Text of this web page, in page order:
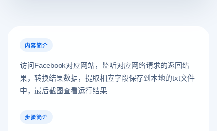
内容简介
访问Facebook对应网站，监听对应网络请求的返回结
果，转换结果数据，提取相应字段保存到本地的txt文件
中，最后截图查看运行结果
步骤简介